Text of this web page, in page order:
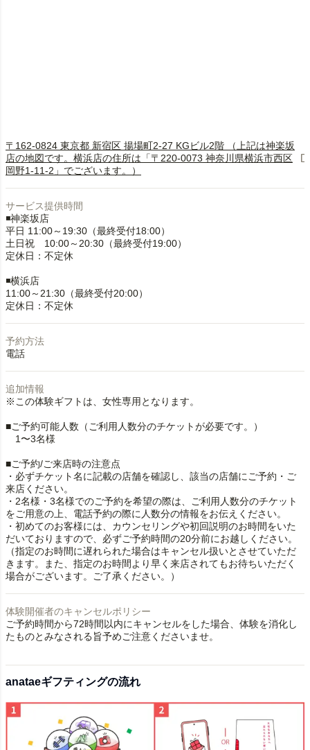
〒162-0824 東京都 新宿区 揚場町2-27 KGビル2階 （上記は神楽坂
店の地図です。横浜店の住所は「〒220-0073 神奈川県横浜市西区
岡野1-11-2」でございます。）
サービス提供時間
◾️神楽坂店
平日 11:00～19:30（最終受付18:00）
土日祝 10:00～20:30（最終受付19:00）
定休日：不定休
◾️横浜店
11:00～21:30（最終受付20:00）
定休日：不定休
予約方法
電話
追加情報
※この体験ギフトは、女性専用となります。
■ご予約可能人数（ご利用人数分のチケットが必要です。）
1〜3名様
■ご予約/ご来店時の注意点
・必ずチケット名に記載の店舗を確認し、該当の店舗にご予約・ご
来店ください。
・2名様・3名様でのご予約を希望の際は、ご利用人数分のチケット
をご用意の上、電話予約の際に人数分の情報をお伝えください。
・初めてのお客様には、カウンセリングや初回説明のお時間をいた
だいておりますので、必ずご予約時間の20分前にお越しください。
（指定のお時間に遅れられた場合はキャンセル扱いとさせていただ
きます。また、指定のお時間より早く来店されてもお待ちいただく
場合がございます。ご了承ください。）
体験開催者のキャンセルポリシー
ご予約時間から72時間以内にキャンセルをした場合、体験を消化し
たものとみなされる旨予めご注意くださいませ。
anataeギフティングの流れ